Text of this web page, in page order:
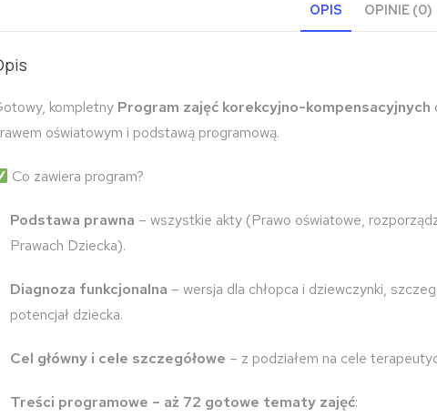
OPIS OPINIE (0)
kompletny Program zajęć korekcyjno-kompensacyjnych
oświatowym i podstawą programową.
Co zawiera program?
Podstawa prawna – wszystkie akty (Prawo oświatowe,
Prawach Dziecka).
Diagnoza funkcjonalna – wersja dla chłopca i dziewczynki,
potencjał dziecka.
Cel główny i cele szczegółowe – z podziałem na cele
Treści programowe – aż 72 gotowe tematy zajęć: